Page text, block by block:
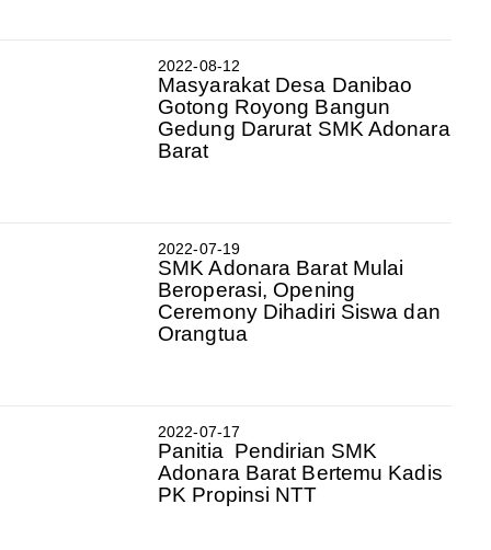
2022-08-12
Masyarakat Desa Danibao
Gotong Royong Bangun
Gedung Darurat SMK Adonara
Barat
2022-07-19
SMK Adonara Barat Mulai
Beroperasi, Opening
Ceremony Dihadiri Siswa dan
Orangtua
2022-07-17
Panitia Pendirian SMK
Adonara Barat Bertemu Kadis
PK Propinsi NTT